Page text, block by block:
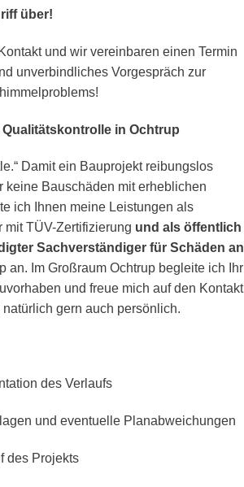
über!
und wir vereinbaren einen Termin
unverbindliches Vorgespräch zur
in Ochtrup
Damit ein Bauprojekt reibungslos
keine Bauschäden mit erheblichen
ich Ihnen meine Leistungen als
mit TÜV-Zertifizierung und als öffentlich
Sachverständiger für Schäden an
an. Im Großraum Ochtrup begleite ich Ihr
und freue mich auf den Kontakt
gern auch persönlich.
des Verlaufs
und eventuelle Planabweichungen
des Projekts